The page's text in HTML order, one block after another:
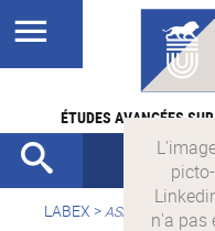
ÉTUDES AVANCÉES SUR
LABEX >ASLAN